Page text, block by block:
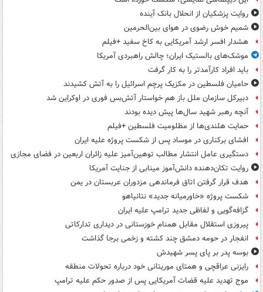
روایت پزشکیان از انحلال بانک آینده
شمیم خوش رضوی در هوای بین‌الحرمین
هشدار افسر ارشد آمریکایی به کاخ سفید +فیلم
موشک‌های بالستیک ایران؛ چالش راهبردی آمریکا
باید افراد کارآمدتر را به کار گرفت
حامیان فلسطین در مکزیک پرچم اسرائیل را به آتش کشیدند
دبیرکل سازمان ملل باز هم خواستار آتش‌بس فوری در اوکراین شد
آنچه رهبر شهید سال‌ها پیش دیده بودند
حمایت هلندی‌ها از مظلومیت فلسطین +فیلم
افشای برکناری در موساد پس از شکست پروژه علیه ایران
دستگیری عامل انتشار مطالب توهین‌آمیز علیه زائران اربعین در فضای مجازی
روایت تکان‌دهنده دانش‌آموز مینابی از جنایت آمریکا
هدف قرار گرفتن اتاق‌ فرماندهی مزدوران عربستان در یمن
شکست پروژه «خاورمیانه جدید» نتانیاهو
گزافه‌گویی و لفاظی جدید ترامپ علیه ایران
پیروزی استقلال مقابل همنام خوزستانی در دیداری تدارکاتی
انفجار در حومه دمشق چند کشته و زخمی برجا گذاشت
بوسه‌ پدر بر پای پسر شهیدش
رایزنی عراقچی و همتای موریتانی خود درباره تحولات منطقه
موج تهدید علیه قضات آمریکایی پس از صدور حکم علیه ترامپ